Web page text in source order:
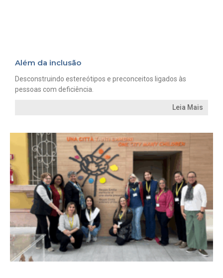
Além da inclusão
Desconstruindo estereótipos e preconceitos ligados às
pessoas com deficiência.
Leia Mais